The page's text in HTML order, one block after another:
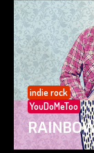
indie rock
YouDoMeToo